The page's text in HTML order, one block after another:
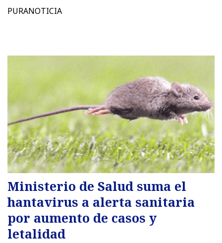
PURANOTICIA
Ministerio de Salud suma el
hantavirus a alerta sanitaria
por aumento de casos y
letalidad